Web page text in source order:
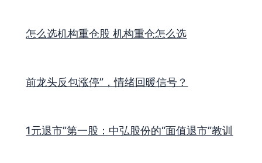
怎么选机构重仓股 机构重仓怎么选
前龙头反包涨停”，情绪回暖信号？
1元退市”第一股：中弘股份的“面值退市”教训